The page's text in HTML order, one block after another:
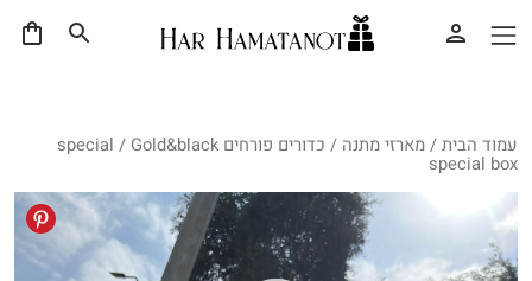
עמוד הבית/מארזי מתנה / כדורים פורחים special / Gold&black
special box